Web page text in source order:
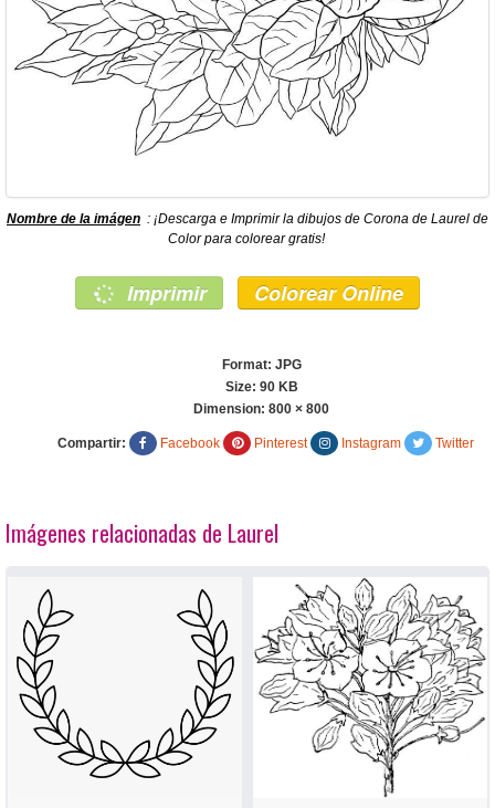
Nombre de la imágen : ¡Descarga e Imprimir la dibujos de Corona de Laurel de
Color para colorear gratis!
Imprimir Colorear Online
Format: JPG
Size: 90 KB
Dimension: 800 × 800
Compartir: Facebook Pinterest Instagram Twitter
Imágenes relacionadas de Laurel